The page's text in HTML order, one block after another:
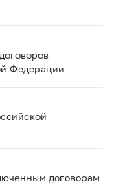
Федерации
договорам